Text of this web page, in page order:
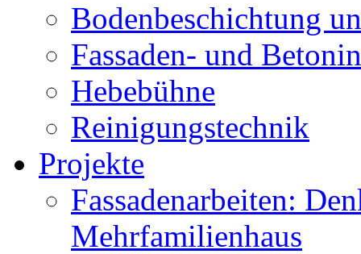
Bodenbe­schichtung
Fassaden- und
Hebebühne
Reinigungstechnik
Projekte
Fassadenarbeiten:
Mehrfamilienhaus